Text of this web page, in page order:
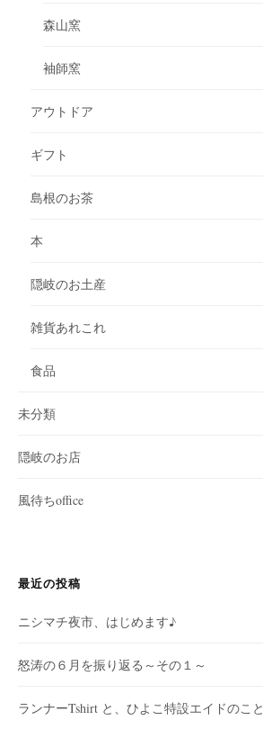
森山窯
袖師窯
アウトドア
ギフト
島根のお茶
本
隠岐のお土産
雑貨あれこれ
食品
未分類
隠岐のお店
風待ちoffice
最近の投稿
ニシマチ夜市、はじめます♪
怒涛の６月を振り返る～その１～
ランナーTshirt と、ひよこ特設エイドのこと